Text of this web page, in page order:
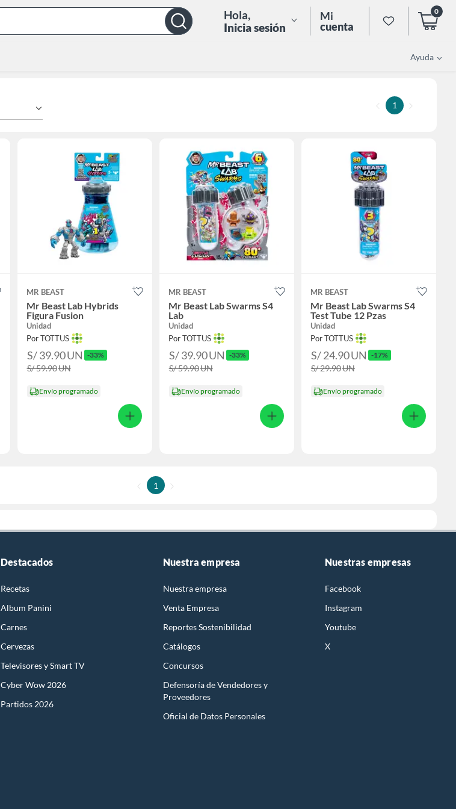
Bar
Hola,
Inicia sesión
Mi
cuenta
0
Ayuda
1
MR BEAST
Mr Beast Lab Hybrids
Figura Fusion
Unidad
Por TOTTUS
S/ 39.90UN -33%
S/ 59.90UN
Envío programado
MR BEAST
Mr Beast Lab Swarms S4
Lab
Unidad
Por TOTTUS
S/ 39.90UN -33%
S/ 59.90UN
Envío programado
MR BEAST
Mr Beast Lab Swarms S4
Test Tube 12 Pzas
Unidad
Por TOTTUS
S/ 24.90UN -17%
S/ 29.90UN
Envío programado
1
Destacados
Recetas
Album Panini
Carnes
Cervezas
Televisores y Smart TV
Cyber Wow 2026
Partidos 2026
Nuestra empresa
Nuestra empresa
Venta Empresa
Reportes Sostenibilidad
Catálogos
Concursos
Defensoría de Vendedores y
Proveedores
Oficial de Datos Personales
Nuestras empresas
Facebook
Instagram
Youtube
X